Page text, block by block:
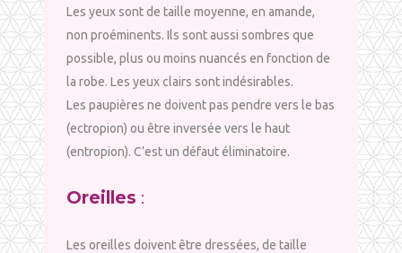
Les yeux sont de taille moyenne, en amande,
non proéminents. Ils sont aussi sombres que
possible, plus ou moins nuancés en fonction de
la robe. Les yeux clairs sont indésirables.
Les paupières ne doivent pas pendre vers le bas
(ectropion) ou être inversée vers le haut
(entropion). C’est un défaut éliminatoire.
Oreilles :
Les oreilles doivent être dressées, de taille